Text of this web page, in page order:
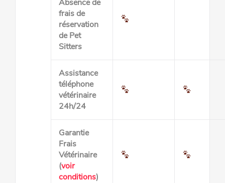
Absence de
frais de
réservation
de Pet
Sitters
Assistance
téléphone
vétérinaire
24h/24
Garantie
Frais
Vétérinaire
(voir
conditions)